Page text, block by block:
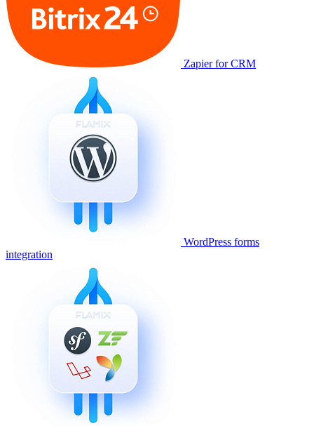
Zapier for CRM
WordPress forms
integration